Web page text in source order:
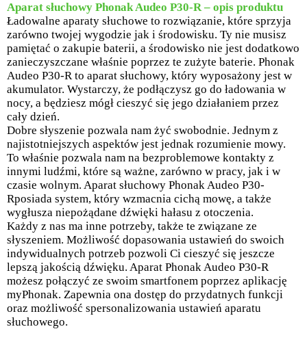
Aparat słuchowy Phonak Audeo P30-R – opis produktu
Ładowalne aparaty słuchowe to rozwiązanie, które sprzyja
zarówno twojej wygodzie jak i środowisku. Ty nie musisz
pamiętać o zakupie baterii, a środowisko nie jest dodatkowo
zanieczyszczane właśnie poprzez te zużyte baterie. Phonak
Audeo P30-R to aparat słuchowy, który wyposażony jest w
akumulator. Wystarczy, że podłączysz go do ładowania w
nocy, a będziesz mógł cieszyć się jego działaniem przez
cały dzień.
Dobre słyszenie pozwala nam żyć swobodnie. Jednym z
najistotniejszych aspektów jest jednak rozumienie mowy.
To właśnie pozwala nam na bezproblemowe kontakty z
innymi ludźmi, które są ważne, zarówno w pracy, jak i w
czasie wolnym. Aparat słuchowy Phonak Audeo P30-
Rposiada system, który wzmacnia cichą mowę, a także
wygłusza niepożądane dźwięki hałasu z otoczenia.
Każdy z nas ma inne potrzeby, także te związane ze
słyszeniem. Możliwość dopasowania ustawień do swoich
indywidualnych potrzeb pozwoli Ci cieszyć się jeszcze
lepszą jakością dźwięku. Aparat Phonak Audeo P30-R
możesz połączyć ze swoim smartfonem poprzez aplikację
myPhonak. Zapewnia ona dostęp do przydatnych funkcji
oraz możliwość spersonalizowania ustawień aparatu
słuchowego.